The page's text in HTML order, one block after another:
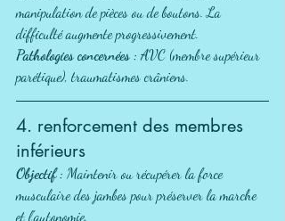
manipulation de pièces ou de boutons. La
difficulté augmente progressivement.
Pathologies concernées : AVC (membre supérieur
parétique), traumatismes crâniens.
4. renforcement des membres
inférieurs
Objectif : Maintenir ou récupérer la force
musculaire des jambes pour préserver la marche
et l'autonomie.